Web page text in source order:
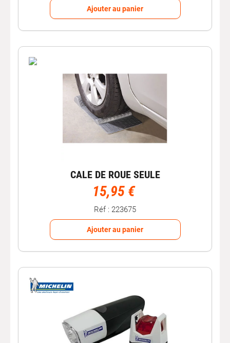
Ajouter au panier
CALE DE ROUE SEULE
15,95 €
Réf : 223675
Ajouter au panier